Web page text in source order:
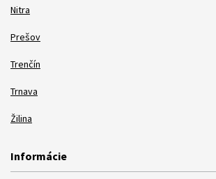
Nitra
Prešov
Trenčín
Trnava
Žilina
Informácie